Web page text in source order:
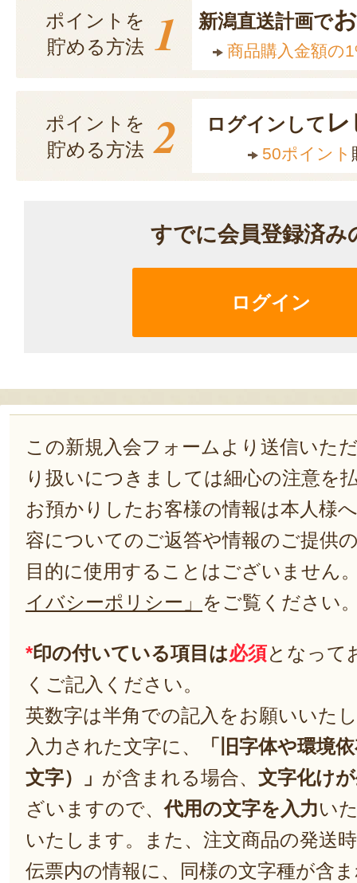
ポイントを
貯める方法 1 新潟直送計画で
商品購入金額の
ポイントを
貯める方法 2 ログインして
50ポイント
すでに会員登録済み
ログイン
この新規入会フォームより送信いた
り扱いにつきましては細心の注意を
お預かりしたお客様の情報は本人様
容についてのご返答や情報のご提供
目的に使用することはございません
イバシーポリシー」 をご覧ください
*印の付いている項目は必須となって
くご記入ください。
英数字は半角での記入をお願いいた
入力された文字に、
「旧字体や環境
文字）」 が含まれる場合、 文字化け
ざいますので、代用の文字を入力い
いたします。また、注文商品の発送
伝票内の情報に、同様の文字種が含